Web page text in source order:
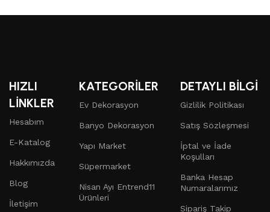
HIZLI
LİNKLER
Hesabım
E-Katalog
Hakkımızda
Blog
İletişim
KATEGORİLER
Ev Dekorasyon
Banyo Dekorasyon
Yapı Market
Süpermarket
Nisan Ayı Entrend11
Ürünleri
DETAYLI BİLGİ
Gizlilik Politikası
Satış Sözleşmesi
İptal ve İade
Koşulları
Banka Hesap
Numaralarımız
Sipariş Takip